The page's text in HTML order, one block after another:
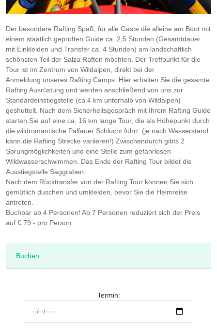
Buchen
Termin:
Der besondere Rafting Spaß, für alle Gäste die alleine am Boot mit
einem staatlich geprüften Guide ca. 2,5 Stunden (Gesamtdauer
mit Einkleiden und Transfer ca. 4 Stunden) am landschaftlich
schönsten Teil der Salza Raften möchten. Der Treffpunkt für die
Tour ist im Zentrum von Wildalpen, direkt bei der
Anmeldung unseres Rafting Camps. Hier erhalten Sie die gesamte
Rafting Ausrüstung und werden anschließend von uns zur
Standardeinstiegstelle (ca 4 km unterhalb von Wildalpen)
geshuttelt. Nach dem Sicherheitsgespräch mit Ihrem Rafting Guide
starten Sie auf eine ca. 16 km lange Tour, die als Höhepunkt durch
die wildromantische Palfauer Schlucht führt. (je nach Wasserstand
kann die Rafting Strecke variieren!) Zwischendurch gibts 2
Sprungmöglichkeiten und eine Stelle zum gefahrlosen
Wildwasserschwimmen. Das Ende der Rafting Tour bildet die
Ausstiegstelle Saggraben.
Nach dem Rücktransfer von der Rafting Tour können Sie sich
gemütlich duschen und umkleiden, bevor Sie die Heimreise
antreten.
Buchbar ab 4 Personen! Ab 7 Personen reduziert sich der Preis
auf € 79.- pro Person